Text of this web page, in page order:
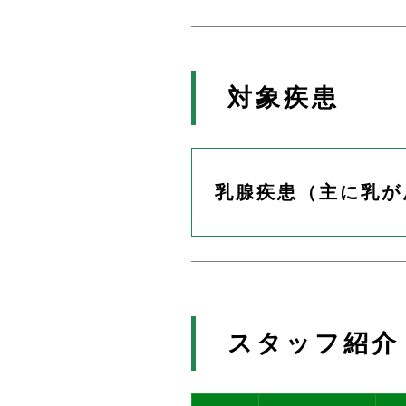
対象疾患
乳腺疾患（主に乳
スタッフ紹介